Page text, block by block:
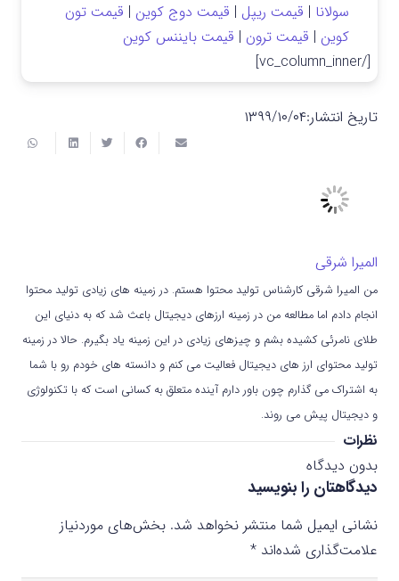
سولانا | قیمت ریپل | قیمت دوج کوین | قیمت تون
کوین | قیمت ترون | قیمت بایننس کوین
[/vc_column_inner]
تاریخ انتشار:۱۳۹۹/۱۰/۰۴
المیرا شرقی
من المیرا شرقی کارشناس تولید محتوا هستم. در زمینه های زیادی تولید محتوا
انجام دادم اما مطالعه من در زمینه ارزهای دیجیتال باعث شد که به دنیای این
طلای نامرئی کشیده بشم و چیزهای زیادی در این زمینه یاد بگیرم. حالا در زمینه
تولید محتوای ارز های دیجیتال فعالیت می کنم و دانسته های خودم رو با شما
به اشتراک می گذارم چون باور دارم آینده متعلق به کسانی است که با تکنولوژی
و دیجیتال پیش می روند.
نظرات
بدون دیدگاه
دیدگاهتان را بنویسید
نشانی ایمیل شما منتشر نخواهد شد. بخش‌های موردنیاز
علامت‌گذاری شده‌اند *